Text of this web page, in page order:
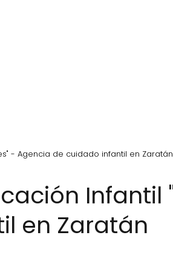
- Agencia de cuidado infantil en Zaratán
en Zaratán